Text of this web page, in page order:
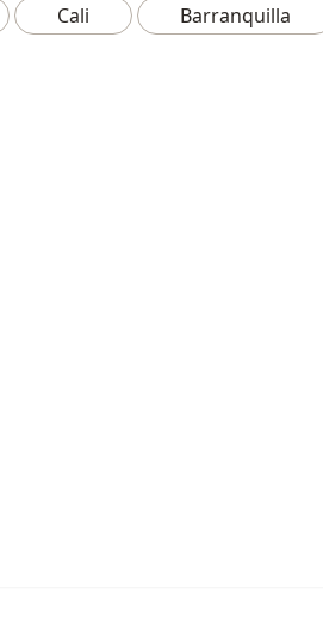
Cali Barranquilla